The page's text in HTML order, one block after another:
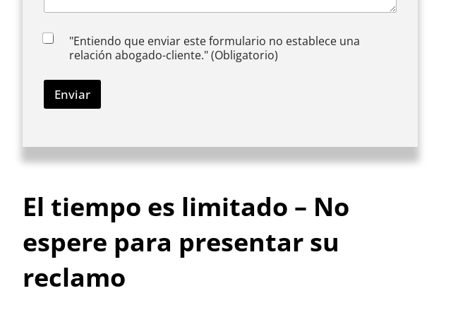
A
n
w
d
g
h
e
k
"Entiendo que enviar este formulario no establece una
relación abogado-cliente." (Obligatorio)
Enviar
El tiempo es limitado – No
espere para presentar su
reclamo